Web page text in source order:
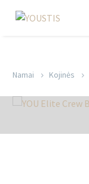
Namai Kojinės